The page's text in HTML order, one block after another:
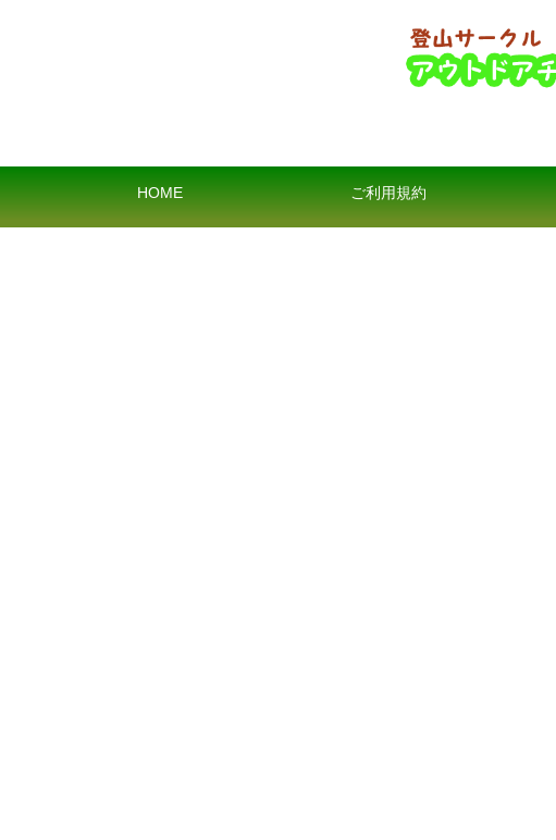
HOME ご利用規約